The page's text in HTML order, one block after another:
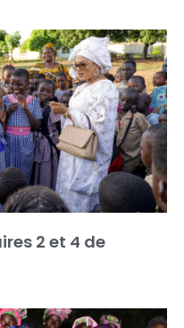
2 et 4 de